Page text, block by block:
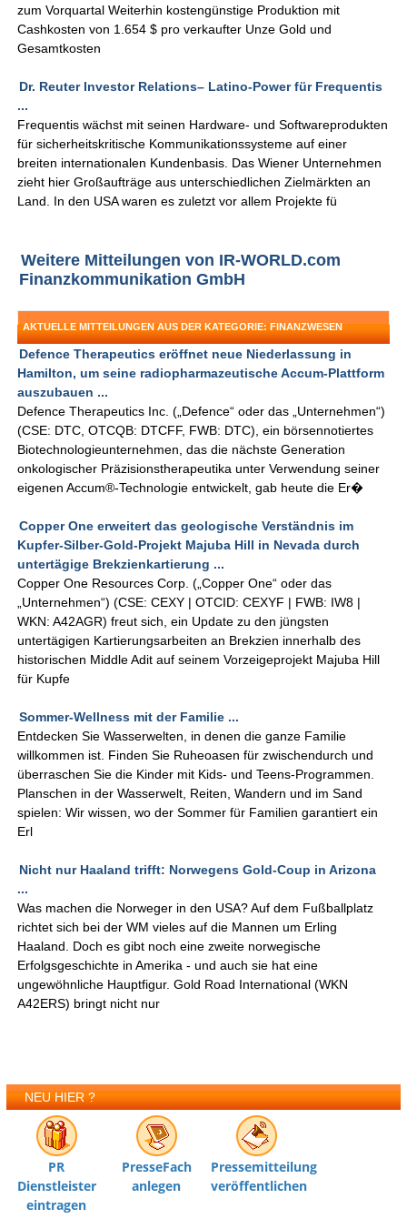
zum Vorquartal Weiterhin kostengünstige Produktion mit
Cashkosten von 1.654 $ pro verkaufter Unze Gold und
Gesamtkosten
Dr. Reuter Investor Relations– Latino-Power für Frequentis
...
Frequentis wächst mit seinen Hardware- und Softwareprodukten
für sicherheitskritische Kommunikationssysteme auf einer
breiten internationalen Kundenbasis. Das Wiener Unternehmen
zieht hier Großaufträge aus unterschiedlichen Zielmärkten an
Land. In den USA waren es zuletzt vor allem Projekte fü
Weitere Mitteilungen von IR-WORLD.com
Finanzkommunikation GmbH
AKTUELLE MITTEILUNGEN AUS DER KATEGORIE: FINANZWESEN
Defence Therapeutics eröffnet neue Niederlassung in
Hamilton, um seine radiopharmazeutische Accum-Plattform
auszubauen ...
Defence Therapeutics Inc. („Defence“ oder das „Unternehmen“)
(CSE: DTC, OTCQB: DTCFF, FWB: DTC), ein börsennotiertes
Biotechnologieunternehmen, das die nächste Generation
onkologischer Präzisionstherapeutika unter Verwendung seiner
eigenen Accum®-Technologie entwickelt, gab heute die Er�
Copper One erweitert das geologische Verständnis im
Kupfer-Silber-Gold-Projekt Majuba Hill in Nevada durch
untertägige Brekzienkartierung ...
Copper One Resources Corp. („Copper One“ oder das
„Unternehmen“) (CSE: CEXY | OTCID: CEXYF | FWB: IW8 |
WKN: A42AGR) freut sich, ein Update zu den jüngsten
untertägigen Kartierungsarbeiten an Brekzien innerhalb des
historischen Middle Adit auf seinem Vorzeigeprojekt Majuba Hill
für Kupfe
Sommer-Wellness mit der Familie ...
Entdecken Sie Wasserwelten, in denen die ganze Familie
willkommen ist. Finden Sie Ruheoasen für zwischendurch und
überraschen Sie die Kinder mit Kids- und Teens-Programmen.
Planschen in der Wasserwelt, Reiten, Wandern und im Sand
spielen: Wir wissen, wo der Sommer für Familien garantiert ein
Erl
Nicht nur Haaland trifft: Norwegens Gold-Coup in Arizona
...
Was machen die Norweger in den USA? Auf dem Fußballplatz
richtet sich bei der WM vieles auf die Mannen um Erling
Haaland. Doch es gibt noch eine zweite norwegische
Erfolgsgeschichte in Amerika - und auch sie hat eine
ungewöhnliche Hauptfigur. Gold Road International (WKN
A42ERS) bringt nicht nur
NEU HIER ?
PR
Dienstleister
eintragen
PresseFach
anlegen
Pressemitteilung
veröffentlichen